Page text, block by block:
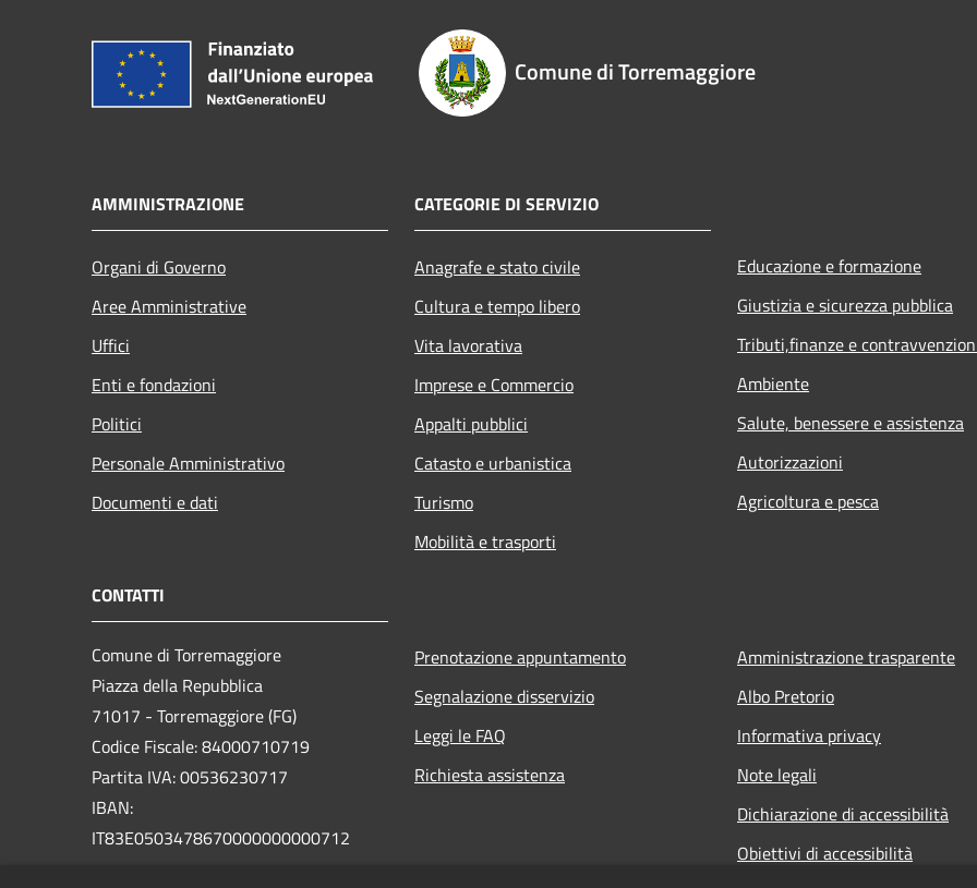
Comune di Torremaggiore
AMMINISTRAZIONE
Organi di Governo
Aree Amministrative
Uffici
Enti e fondazioni
Politici
Personale Amministrativo
Documenti e dati
CATEGORIE DI SERVIZIO
Anagrafe e stato civile
Cultura e tempo libero
Vita lavorativa
Imprese e Commercio
Appalti pubblici
Catasto e urbanistica
Turismo
Mobilità e trasporti
Educazione e formazione
Giustizia e sicurezza pubblica
Tributi,finanze e
Ambiente
Salute, benessere e assistenza
Autorizzazioni
Agricoltura e pesca
CONTATTI
Comune di Torremaggiore
Piazza della Repubblica
71017 - Torremaggiore (FG)
Codice Fiscale: 84000710719
Partita IVA: 00536230717
IBAN:
IT83E0503478670000000000712
Prenotazione appuntamento
Segnalazione disservizio
Leggi le FAQ
Richiesta assistenza
Amministrazione trasparente
Albo Pretorio
Informativa privacy
Note legali
Dichiarazione di accessibilità
Obiettivi di accessibilità